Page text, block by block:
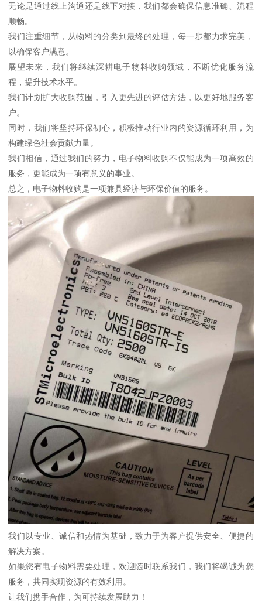
无论是通过线上沟通还是线下对接，我们都会确保信息准确、流程
顺畅。
我们注重细节，从物料的分类到最终的处理，每一步都力求完美，
以确保客户满意。
展望未来，我们将继续深耕电子物料收购领域，不断优化服务流
程，提升技术水平。
我们计划扩大收购范围，引入更先进的评估方法，以更好地服务客
户。
同时，我们将坚持环保初心，积极推动行业内的资源循环利用，为
构建绿色社会贡献力量。
我们相信，通过我们的努力，电子物料收购不仅能成为一项高效的
服务，更能成为一项有意义的事业。
总之，电子物料收购是一项兼具经济与环保价值的服务。
我们以专业、诚信和热情为基础，致力于为客户提供安全、便捷的
解决方案。
如果您有电子物料需要处理，欢迎随时联系我们，我们将竭诚为您
服务，共同实现资源的有效利用。
让我们携手合作，为可持续发展助力！